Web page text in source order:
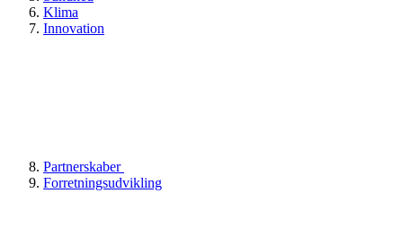
Klima
Innovation
Partnerskaber
Forretningsudvikling